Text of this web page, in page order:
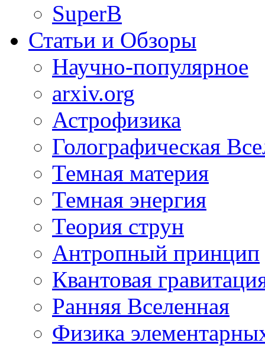
SuperB
Статьи и Обзоры
Научно-популярное
arxiv.org
Астрофизика
Голографическая
Темная материя
Темная энергия
Теория струн
Антропный принцип
Квантовая
Ранняя Вселенная
Физика